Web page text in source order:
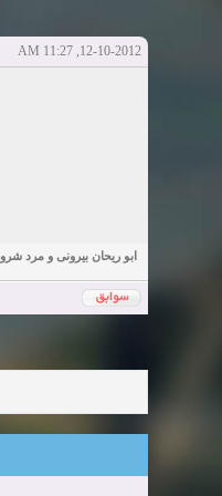
شروع کننده:
- Real-life Females
12-10-2012, 11:27 AM
ابو ریحان بیرونی و مرد